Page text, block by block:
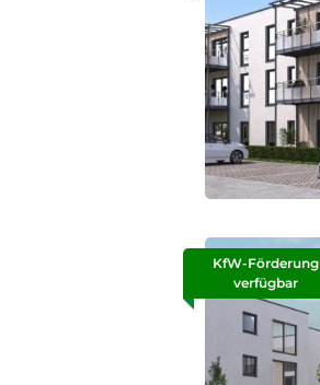
KfW-Förderung
verfügbar